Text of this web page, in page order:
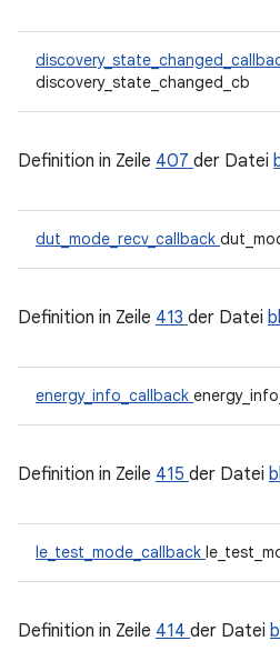
discovery_state_changed_cb
Definition in Zeile 407 der Datei
dut_mode_recv_callback
Definition in Zeile 413 der Datei
energy_info_callback
Definition in Zeile 415 der Datei
le_test_mode_callback
Definition in Zeile 414 der Datei